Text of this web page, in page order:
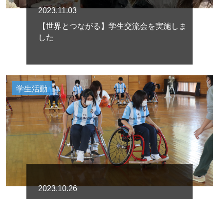
2023.11.03
【世界とつながる】学生交流会を実施しま
した
学生活動
2023.10.26